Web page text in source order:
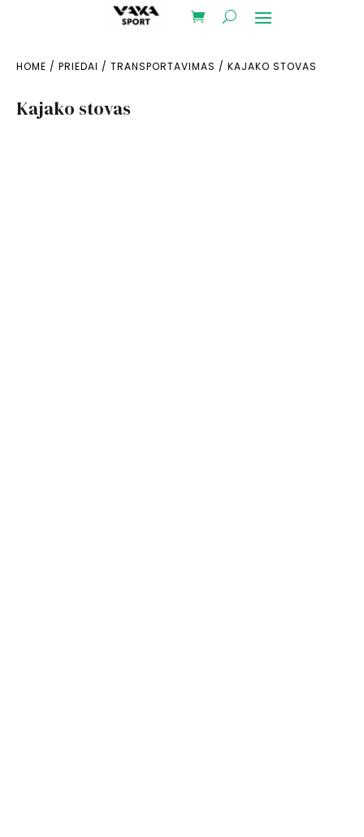
HOME / PRIEDAI / TRANSPORTAVIMAS / KAJAKO STOVAS
Kajako stovas